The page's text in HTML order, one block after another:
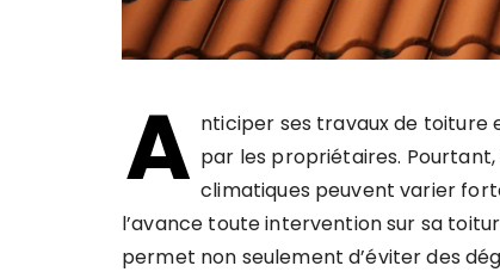
A nticiper ses travaux de toiture
par les propriétaires.
climatiques peuvent varier
l’avance toute intervention sur sa
permet non seulement d’éviter des